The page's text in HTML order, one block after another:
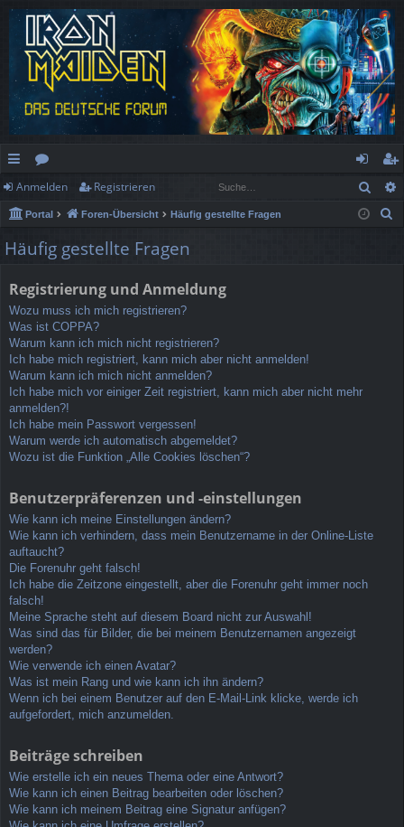
ch
ne
llz
rif
f
or
en
n
m
eg
ist
Anmelden Registrieren
Portal Foren-Übersicht Häufig gestellte Fragen
Häufig gestellte Fragen
Registrierung und Anmeldung
Wozu muss ich mich registrieren?
Was ist COPPA?
Warum kann ich mich nicht registrieren?
Ich habe mich registriert, kann mich aber nicht anmelden!
Warum kann ich mich nicht anmelden?
Ich habe mich vor einiger Zeit registriert, kann mich aber nicht mehr
anmelden?!
Ich habe mein Passwort vergessen!
Warum werde ich automatisch abgemeldet?
Wozu ist die Funktion „Alle Cookies löschen“?
Benutzerpräferenzen und -einstellungen
Wie kann ich meine Einstellungen ändern?
Wie kann ich verhindern, dass mein Benutzername in der Online-Liste
auftaucht?
Die Forenuhr geht falsch!
Ich habe die Zeitzone eingestellt, aber die Forenuhr geht immer noch
falsch!
Meine Sprache steht auf diesem Board nicht zur Auswahl!
Was sind das für Bilder, die bei meinem Benutzernamen angezeigt
werden?
Wie verwende ich einen Avatar?
Was ist mein Rang und wie kann ich ihn ändern?
Wenn ich bei einem Benutzer auf den E-Mail-Link klicke, werde ich
aufgefordert, mich anzumelden.
Beiträge schreiben
Wie erstelle ich ein neues Thema oder eine Antwort?
Wie kann ich einen Beitrag bearbeiten oder löschen?
Wie kann ich meinem Beitrag eine Signatur anfügen?